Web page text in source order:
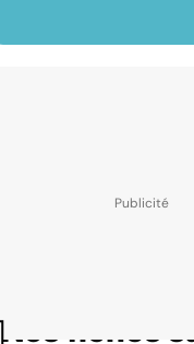
Nos fiches